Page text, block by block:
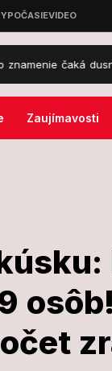
dusno vo
Zaujímavosti
v